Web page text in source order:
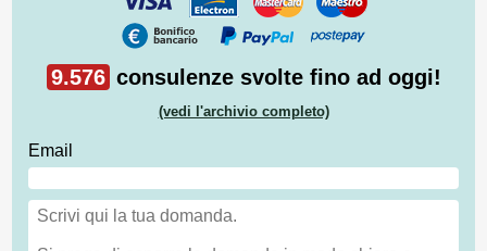
9.576 consulenze svolte fino ad oggi!
(vedi l'archivio completo)
Email